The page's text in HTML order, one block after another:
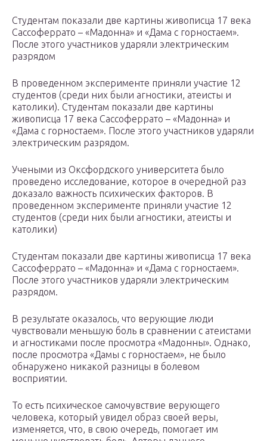
Студентам показали две картины живописца 17 века
Сассоферрато – «Мадонна» и «Дама с горностаем».
После этого участников ударяли электрическим
разрядом
В проведенном эксперименте приняли участие 12
студентов (среди них были агностики, атеисты и
католики). Студентам показали две картины
живописца 17 века Сассоферрато – «Мадонна» и
«Дама с горностаем». После этого участников ударяли
электрическим разрядом.
Учеными из Оксфордского университета было
проведено исследование, которое в очередной раз
доказало важность психических факторов. В
проведенном эксперименте приняли участие 12
студентов (среди них были агностики, атеисты и
католики)
Студентам показали две картины живописца 17 века
Сассоферрато – «Мадонна» и «Дама с горностаем».
После этого участников ударяли электрическим
разрядом.
В результате оказалось, что верующие люди
чувствовали меньшую боль в сравнении с атеистами
и агностиками после просмотра «Мадонны». Однако,
после просмотра «Дамы с горностаем», не было
обнаружено никакой разницы в болевом
восприятии.
То есть психическое самочувствие верующего
человека, который увидел образ своей веры,
изменяется, что, в свою очередь, помогает им